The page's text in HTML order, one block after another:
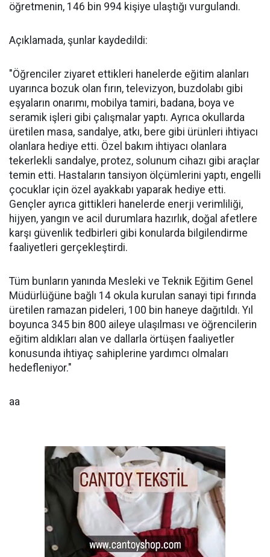
öğretmenin, 146 bin 994 kişiye ulaştığı vurgulandı.
Açıklamada, şunlar kaydedildi:
"Öğrenciler ziyaret ettikleri hanelerde eğitim alanları
uyarınca bozuk olan fırın, televizyon, buzdolabı gibi
eşyaların onarımı, mobilya tamiri, badana, boya ve
seramik işleri gibi çalışmalar yaptı. Ayrıca okullarda
üretilen masa, sandalye, atkı, bere gibi ürünleri ihtiyacı
olanlara hediye etti. Özel bakım ihtiyacı olanlara
tekerlekli sandalye, protez, solunum cihazı gibi araçlar
temin etti. Hastaların tansiyon ölçümlerini yaptı, engelli
çocuklar için özel ayakkabı yaparak hediye etti.
Gençler ayrıca gittikleri hanelerde enerji verimliliği,
hijyen, yangın ve acil durumlara hazırlık, doğal afetlere
karşı güvenlik tedbirleri gibi konularda bilgilendirme
faaliyetleri gerçekleştirdi.
Tüm bunların yanında Mesleki ve Teknik Eğitim Genel
Müdürlüğüne bağlı 14 okula kurulan sanayi tipi fırında
üretilen ramazan pideleri, 100 bin haneye dağıtıldı. Yıl
boyunca 345 bin 800 aileye ulaşılması ve öğrencilerin
eğitim aldıkları alan ve dallarla örtüşen faaliyetler
konusunda ihtiyaç sahiplerine yardımcı olmaları
hedefleniyor."
aa